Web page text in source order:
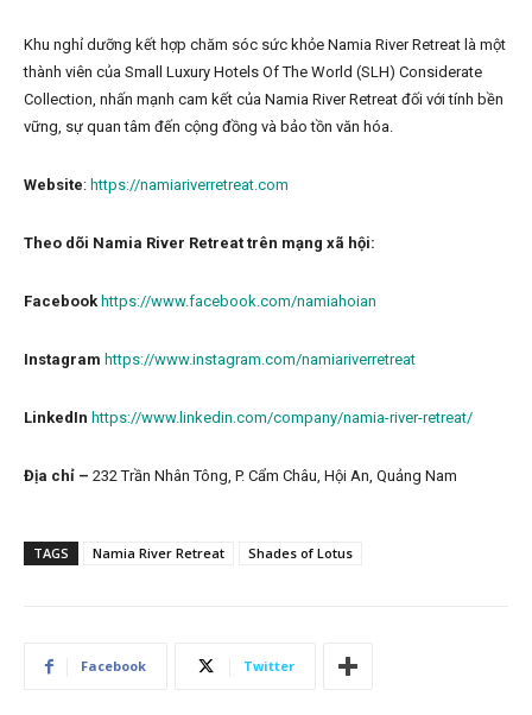
Khu nghỉ dưỡng kết hợp chăm sóc sức khỏe Namia River Retreat là một
thành viên của Small Luxury Hotels Of The World (SLH) Considerate
Collection, nhấn mạnh cam kết của Namia River Retreat đối với tính bền
vững, sự quan tâm đến cộng đồng và bảo tồn văn hóa.
Website: https://namiariverretreat.com
Theo dõi Namia River Retreat trên mạng xã hội:
Facebook https://www.facebook.com/namiahoian
Instagram https://www.instagram.com/namiariverretreat
LinkedIn https://www.linkedin.com/company/namia-river-retreat/
Địa chỉ – 232 Trần Nhân Tông, P. Cẩm Châu, Hội An, Quảng Nam
TAGS Namia River Retreat Shades of Lotus
Facebook Twitter